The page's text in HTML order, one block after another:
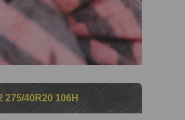
40R20 106H